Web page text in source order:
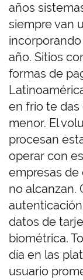
años
siempre van
año. Sitios
formas de
en frío te
menor. El
procesan
operar con
empresas
no alcanzan.
datos de
biométrica.
día en las
usuario